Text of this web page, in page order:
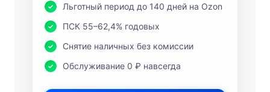
Льготный период до 140 дней на Ozon
ПСК 55–62,4% годовых
Снятие наличных без комиссии
Обслуживание 0 ₽ навсегда